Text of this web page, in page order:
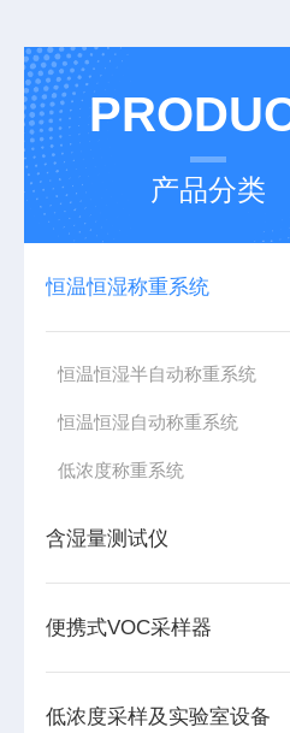
产品分类
恒温恒湿称重系统
恒温恒湿半自动称重系统
恒温恒湿自动称重系统
低浓度称重系统
含湿量测试仪
便携式VOC采样器
低浓度采样及实验室设备